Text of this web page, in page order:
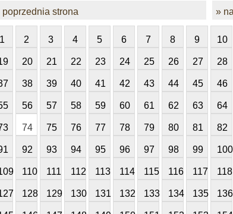
poprzednia strona »
1 2 3 4 5 6 7 8 9 10
20 21 22 23 24 25 26 27 28
38 39 40 41 42 43 44 45 46
56 57 58 59 60 61 62 63 64
74 75 76 77 78 79 80 81 82
92 93 94 95 96 97 98 99 100
110 111 112 113 114 115 116 117 118
128 129 130 131 132 133 134 135 136